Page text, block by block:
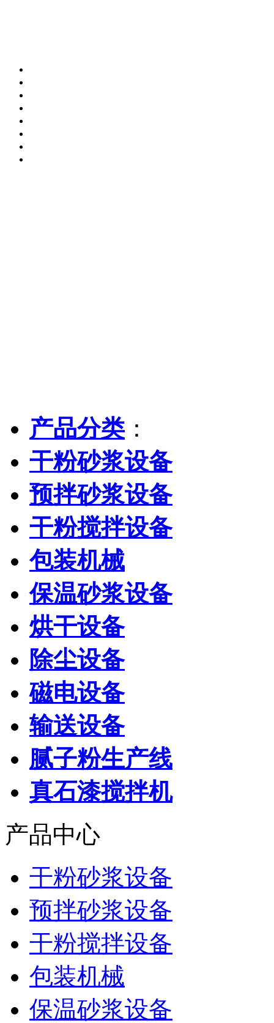
产品分类：
干粉砂浆设备
预拌砂浆设备
干粉搅拌设备
包装机械
保温砂浆设备
烘干设备
除尘设备
磁电设备
输送设备
腻子粉生产线
真石漆搅拌机
产品中心
干粉砂浆设备
预拌砂浆设备
干粉搅拌设备
包装机械
保温砂浆设备